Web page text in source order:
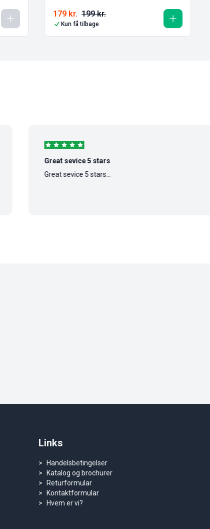
199kr.
179 kr.
Kun få tilbage
Great sevice 5 stars
Great sevice 5 stars...
Links
Handelsbetingelser
Katalog og brochurer
Returformular
Kontaktformular
Hvem er vi?